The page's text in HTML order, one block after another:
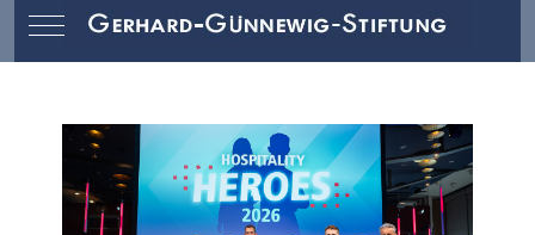
Mobile Menu Toggle